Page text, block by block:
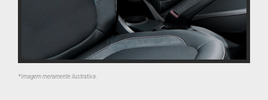
*Imagem meramente ilustrativa.